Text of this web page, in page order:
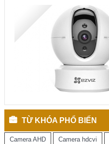
TỪ KHÓA PHỔ BIẾN
Camera AHD Camera hdcvi